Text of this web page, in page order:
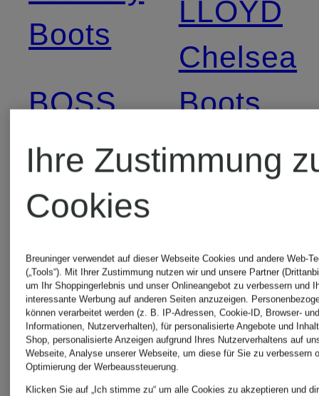
Boots
BOSS
Chelsea
Boots
BRONX
Cowboy
Boots
LLOYD
Chelsea
Boots
MRS &
Chelsea
Boots
paul
Ihre Zustimmung
Cookies
Breuninger verwendet auf dieser Webseite Cookies und andere Web-
(„Tools“). Mit Ihrer Zustimmung nutzen wir und unsere Partner
um Ihr Shoppingerlebnis und unser Onlineangebot zu verbessern und
interessante Werbung auf anderen Seiten anzuzeigen.
können verarbeitet werden (z. B. IP-Adressen, Cookie-ID, Browser-
Informationen, Nutzerverhalten), für personalisierte Angebote und
Shop, personalisierte Anzeigen aufgrund Ihres Nutzerverhaltens auf
Webseite, Analyse unserer Webseite, um diese für Sie zu verbessern
Optimierung der Werbeaussteuerung.
Klicken Sie auf „Ich stimme zu“ um alle Cookies zu akzeptieren und